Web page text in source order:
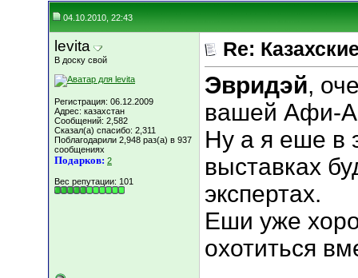
04.10.2010, 22:43
levita
В доску свой
Регистрация: 06.12.2009
Адрес: казахстан
Сообщений: 2,582
Сказал(а) спасибо: 2,311
Поблагодарили 2,948 раз(а) в 937
сообщениях
Подарков: 2
Вес репутации: 101
Re:
Эвридэй,
вашей Афи-
Ну а я еше в
выставках
экспертах.
Еши уже
охотиться